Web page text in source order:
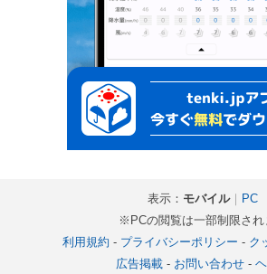
表示： モバイル｜ PC
※PCの閲覧は一部制限され
利用規約 - プライバシーポリシー - ク
広告掲載- お問い合わせ-